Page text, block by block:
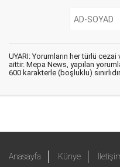
UYARI: Yorumların her türlü
aittir. Mepa News, yapılan
600 karakterle (boşluklu)
Anasayfa Künye